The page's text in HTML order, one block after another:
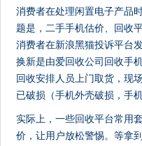
消费者在处理闲置电子产品
题是，二手手机估价、回收
消费者在新浪黑猫投诉平台
换新是由爱回收公司回收手
回收安排人员上门取货，现
已破损（手机外壳破损，手
实际上，一些回收平台常用
价，让用户放松警惕。等拿